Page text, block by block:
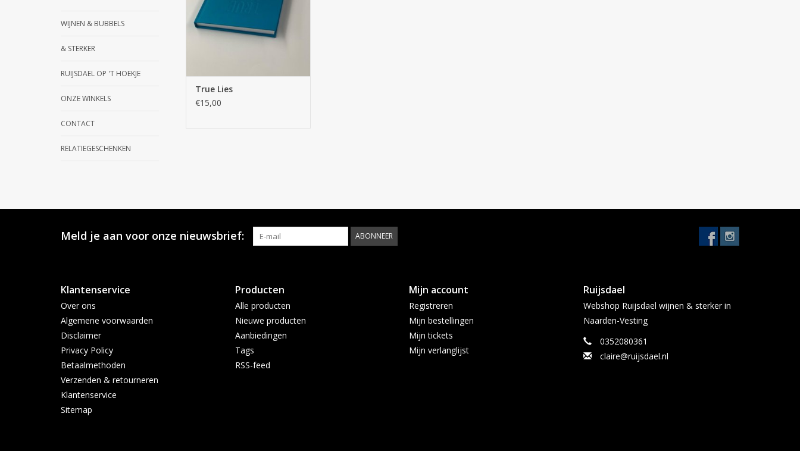
WIJNEN & BUBBELS
& STERKER
RUIJSDAEL OP 'T HOEKJE
ONZE WINKELS
CONTACT
RELATIEGESCHENKEN
True Lies
€15,00
Meld je aan voor onze nieuwsbrief: ABONNEER
Klantenservice
Over ons
Algemene voorwaarden
Disclaimer
Privacy Policy
Betaalmethoden
Verzenden & retourneren
Klantenservice
Sitemap
Producten
Alle producten
Nieuwe producten
Aanbiedingen
Tags
RSS-feed
Mijn account
Registreren
Mijn bestellingen
Mijn tickets
Mijn verlanglijst
Ruijsdael
Webshop Ruijsdael wijnen & sterker in
Naarden-Vesting
0352080361
claire@ruijsdael.nl